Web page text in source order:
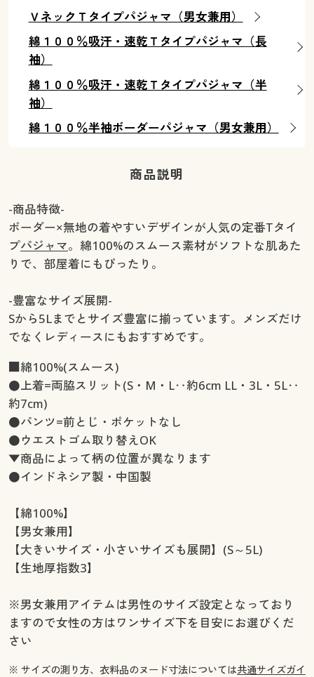
ＶネックＴタイプパジャマ（男女兼用）
綿１００％吸汗・速乾Ｔタイプパジャマ（長
袖）
綿１００％吸汗・速乾Ｔタイプパジャマ（半
袖）
綿１００％半袖ボーダーパジャマ（男女兼用）
商品説明
-商品特徴-
ボーダー×無地の着やすいデザインが人気の定番Tタイ
プパジャマ。綿100%のスムース素材がソフトな肌あた
りで、部屋着にもぴったり。
-豊富なサイズ展開-
Sから5Lまでとサイズ豊富に揃っています。メンズだけ
でなくレディースにもおすすめです。
■綿100%(スムース)
●上着=両脇スリット(S・M・L‥約6cm LL・3L・5L‥
約7cm)
●パンツ=前とじ・ポケットなし
●ウエストゴム取り替えOK
▼商品によって柄の位置が異なります
●インドネシア製・中国製
【綿100%】
【男女兼用】
【大きいサイズ・小さいサイズも展開】(S～5L)
【生地厚指数3】
※男女兼用アイテムは男性のサイズ設定となっており
ますので女性の方はワンサイズ下を目安にお選びくだ
さい
※ サイズの測り方、衣料品のヌード寸法については共通サイズガイ